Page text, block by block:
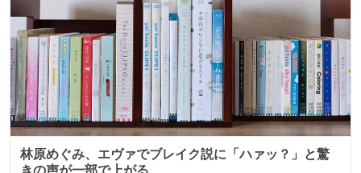
林原めぐみ、エヴァでブレイク説に「ハァッ？」と驚
きの声が一部で上がる